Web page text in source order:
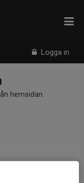
Logga in
hemsidan.